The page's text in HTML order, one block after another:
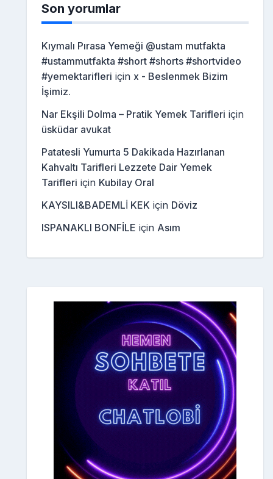
Son yorumlar
Kıymalı Pırasa Yemeği @ustam mutfakta
#ustammutfakta #short #shorts #shortvideo
#yemektarifleri için x - Beslenmek Bizim
İşimiz.
Nar Ekşili Dolma – Pratik Yemek Tarifleri için
üsküdar avukat
Patatesli Yumurta 5 Dakikada Hazırlanan
Kahvaltı Tarifleri Lezzete Dair Yemek
Tarifleri için Kubilay Oral
KAYSILI&BADEMLİ KEK için Döviz
ISPANAKLI BONFİLE için Asım